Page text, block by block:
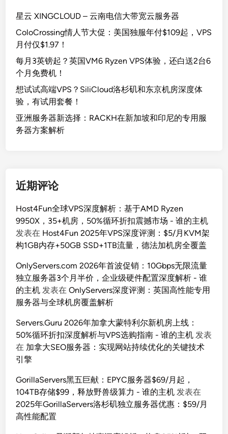
星云 XINGCLOUD – 云南电信大带宽云服务器
ColoCrossing情人节大促：美国独服年付$109起，VPS
月付仅$1.97！
每月3英镑起？英国VM6 Ryzen VPS体验，还白送2台6
个月免费机！
想试试高端VPS？SiliCloud洛杉矶和东京机房深度体
验，有试用套餐！
亚洲服务器新选择：RACKH在新加坡和印尼的专用服
务器方案解析
近期评论
Host4Fun全球VPS深度解析：基于AMD Ryzen
9950X，35+机房，50%循环折扣震撼市场 - 谁的主机
发表在 Host4Fun 2025年VPS深度评测：$5/月KVM架
构1GB内存+50GB SSD+1TB流量，德法加机房全覆盖
OnlyServers.com 2026年首波促销：10Gbps无限流量
独立服务器3个月半价，企业级硬件配置深度解析 - 谁
的主机 发表在OnlyServers深度评测：英国高性能专用
服务器与全球机房覆盖解析
Servers.Guru 2026年加拿大蒙特利尔新机房上线：
50%循环折扣深度解析与VPS选购指南 - 谁的主机 发表
在 加拿大SEO服务器：实现网站持续优化的关键技术
引擎
GorillaServers黑五巨献：EPYC服务器$69/月起，
104TB存储$99，释放野兽级算力 - 谁的主机 发表在
2025年GorillaServers洛杉矶独立服务器优惠：$59/月
高性能配置